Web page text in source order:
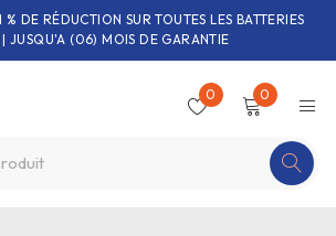
% DE RÉDUCTION SUR TOUTES LES BATTERIES
| JUSQU'A (06) MOIS DE GARANTIE
0 0